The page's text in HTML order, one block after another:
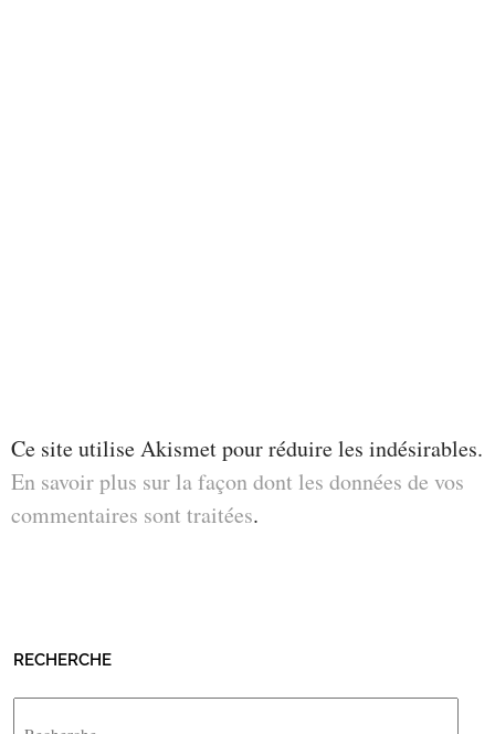
Ce site utilise Akismet pour réduire les indésirables.
En savoir plus sur la façon dont les données de vos
commentaires sont traitées.
RECHERCHE